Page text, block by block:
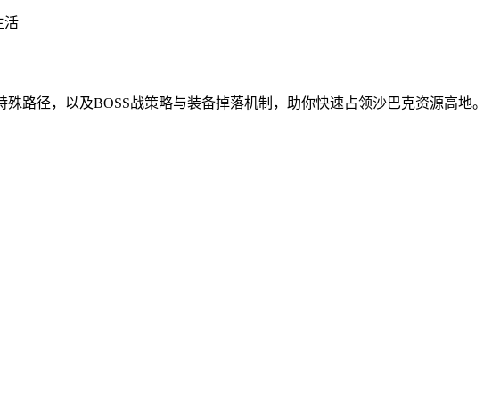
活
路径，以及BOSS战策略与装备掉落机制，助你快速占领沙巴克资源高地。